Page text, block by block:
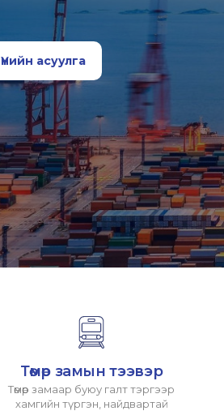
Үнийн асуулга
Төмөр замын тээвэр
Төмөр замаар буюу галт тэргээр
хамгийн түргэн, найдвартай